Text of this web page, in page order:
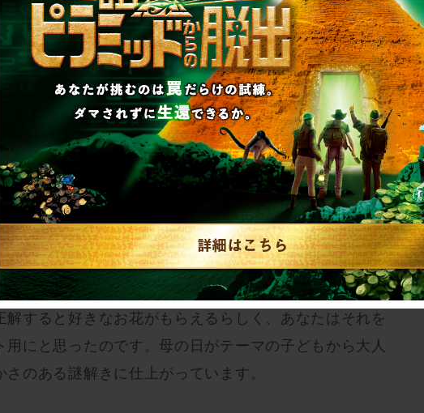
の子とショッピングモールで謎解きに参加することにし
解すると好きなお花がもらえるらしく、あなたはそれを
用にと思ったのです。母の日がテーマの子どもから大人
さのある謎解きに仕上がっています。